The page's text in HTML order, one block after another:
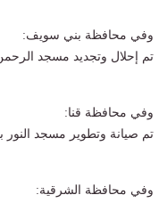
وفي محافظة بني سويف:
تم إحلال وتجديد مسجد
وفي محافظة قنا:
تم صيانة وتطوير مسجد النور
وفي محافظة الشرقية: